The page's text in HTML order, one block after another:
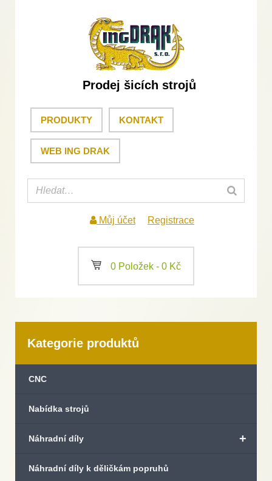
Prodej šicích strojů
PRODUKTY KONTAKT
WEB ING DRAK
Můj účet Registrace
a 0 Položek - 0 Kč
Kategorie produktů
CNC
Nabídka strojů
+
Náhradní díly
Náhradní díly k děličkám popruhů